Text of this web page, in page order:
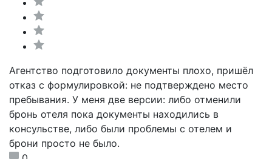
Агентство подготовило документы плохо, пришёл
отказ с формулировкой: не подтверждено место
пребывания. У меня две версии: либо отменили
бронь отеля пока документы находились в
консульстве, либо были проблемы с отелем и
брони просто не было.